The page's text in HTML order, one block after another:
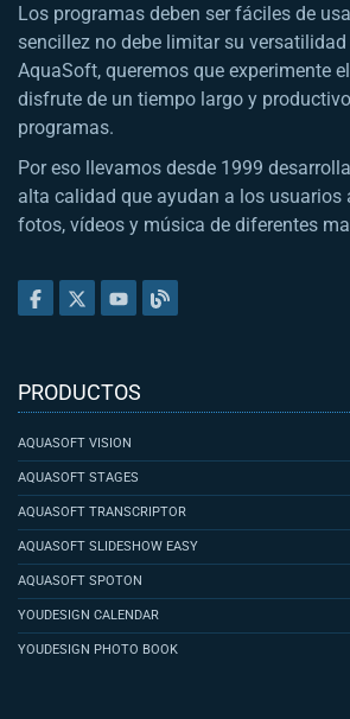
Los programas deben ser fáciles de
sencillez no debe limitar su
AquaSoft, queremos que experimente
disfrute de un tiempo largo y
programas.
Por eso llevamos desde 1999
alta calidad que ayudan a los usuarios
fotos, vídeos y música de diferentes
PRODUCTOS
AQUASOFT VISION
AQUASOFT STAGES
AQUASOFT TRANSCRIPTOR
AQUASOFT SLIDESHOW EASY
AQUASOFT SPOTON
YOUDESIGN CALENDAR
YOUDESIGN PHOTO BOOK